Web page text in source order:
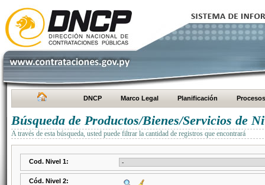
DNCP Marco Legal Planificación Procesos
Búsqueda de Productos/Bienes/Servicios de
A través de esta búsqueda, usted puede filtrar la cantidad de registros que encontrará
Cod. Nivel 1:
Cód. Nivel 2: